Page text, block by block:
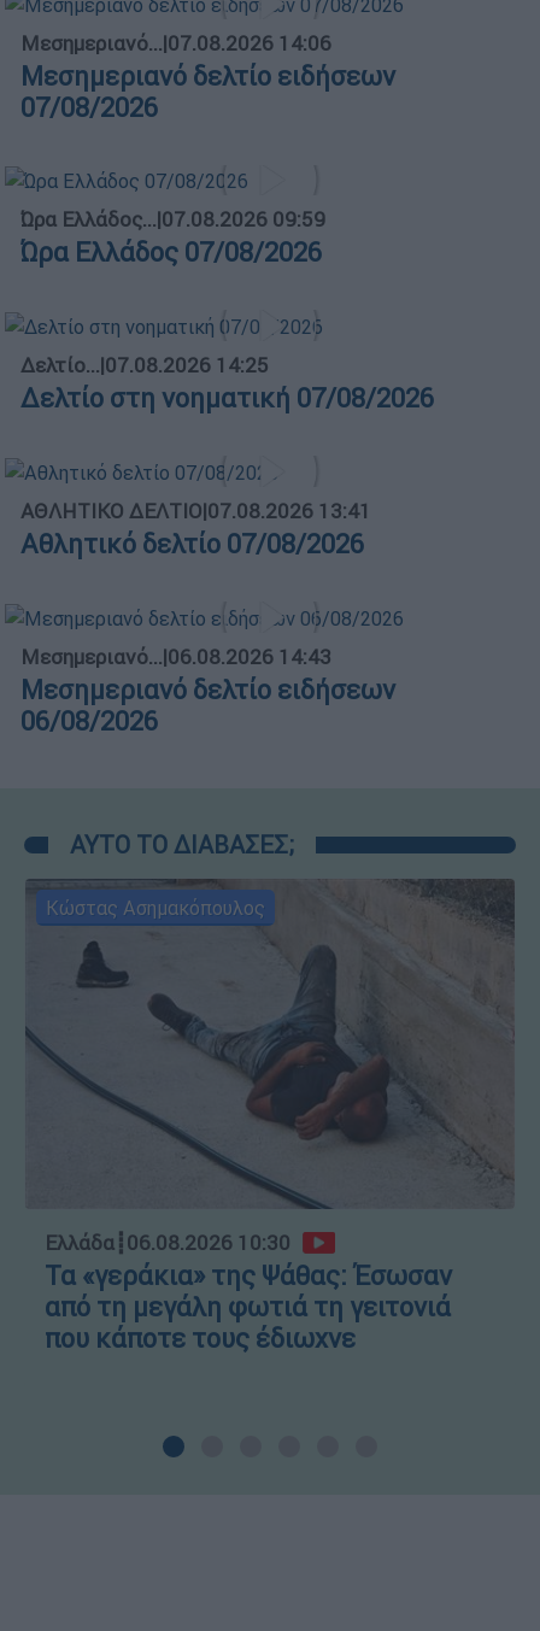
Μεσημεριανό...|07.08.2026 14:06
Μεσημεριανό δελτίο ειδήσεων
07/08/2026
Ώρα Ελλάδος...|07.08.2026 09:59
Ώρα Ελλάδος 07/08/2026
Δελτίο...|07.08.2026 14:25
Δελτίο στη νοηματική 07/08/2026
ΑΘΛΗΤΙΚΟ ΔΕΛΤΙΟ|07.08.2026 13:41
Αθλητικό δελτίο 07/08/2026
Μεσημεριανό...|06.08.2026 14:43
Μεσημεριανό δελτίο ειδήσεων
06/08/2026
ΑΥΤΟ ΤΟ ΔΙΑΒΑΣΕΣ;
Κώστας Ασημακόπουλος
Ελλάδα┋06.08.2026 10:30
Τα «γεράκια» της Ψάθας: Έσωσαν
από τη μεγάλη φωτιά τη γειτονιά
που κάποτε τους έδιωχνε